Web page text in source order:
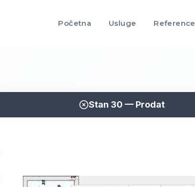
Početna Usluge Reference
Stan 30 — Prodat